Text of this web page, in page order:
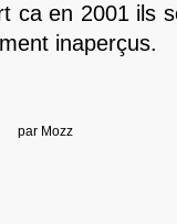
ca en 2001 ils
inaperçus.
par Mozz